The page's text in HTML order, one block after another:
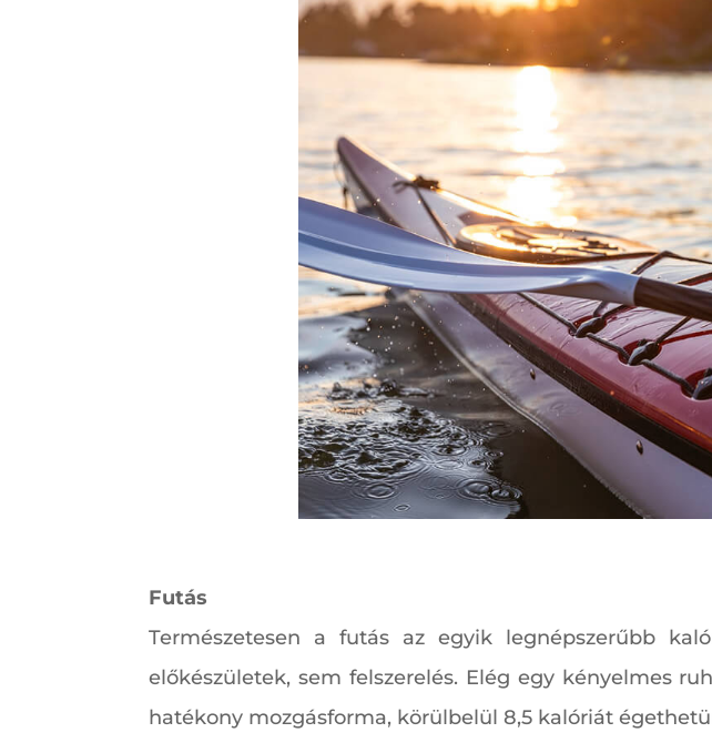
Futás
Természetesen a futás az egyik legnépszerűbb
előkészületek, sem felszerelés. Elég egy kényelmes
hatékony mozgásforma, körülbelül 8,5 kalóriát